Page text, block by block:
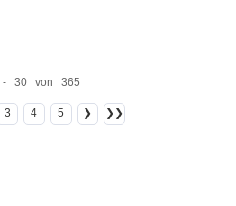
30 von 365
3 4 5 ❯ ❯❯